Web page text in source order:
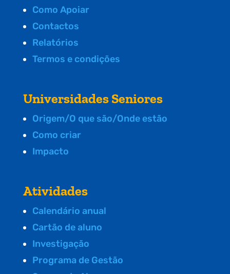
Como Apoiar
Contactos
Relatórios
Termos e condições
Universidades Seniores
Origem/O que são/Onde estão
Como criar
Impacto
Atividades
Calendário anual
Cartão de aluno
Investigação
Programa de Gestão